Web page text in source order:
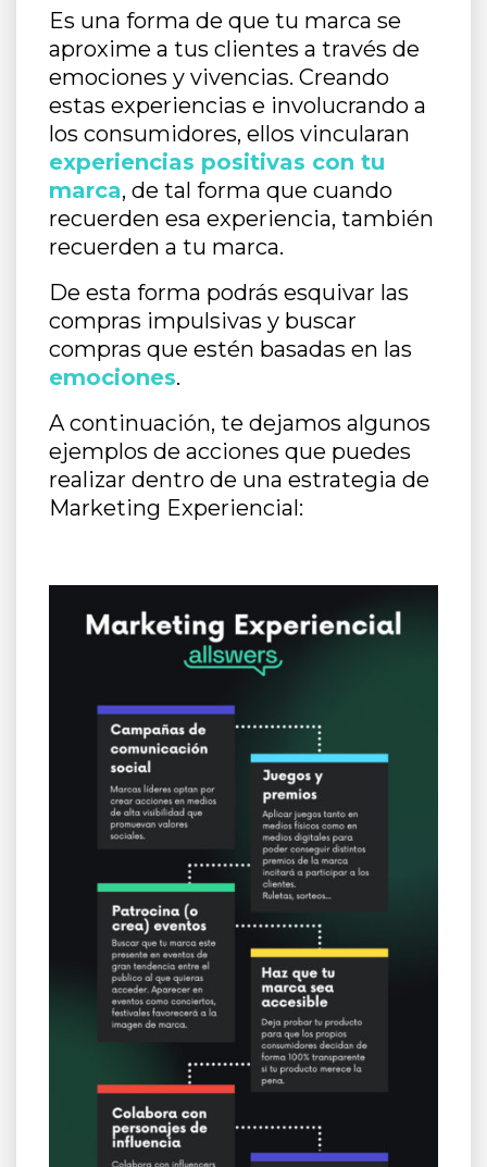
Es una forma de que tu marca se
aproxime a tus clientes a través de
emociones y vivencias. Creando
estas experiencias e involucrando a
los consumidores, ellos vincularan
experiencias positivas con tu
marca, de tal forma que cuando
recuerden esa experiencia, también
recuerden a tu marca.
De esta forma podrás esquivar las
compras impulsivas y buscar
compras que estén basadas en las
emociones.
A continuación, te dejamos algunos
ejemplos de acciones que puedes
realizar dentro de una estrategia de
Marketing Experiencial: